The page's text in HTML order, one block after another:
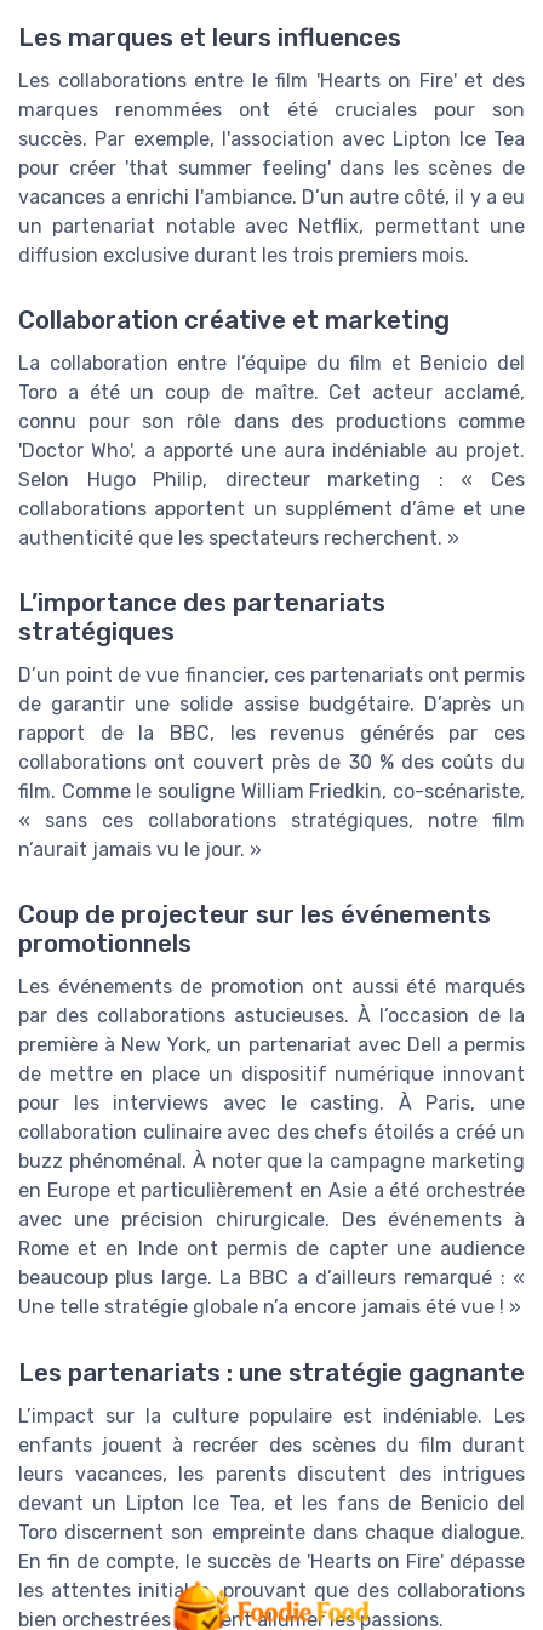
Les marques et leurs influences
Les collaborations entre le film 'Hearts on Fire' et des
marques renommées ont été cruciales pour son
succès. Par exemple, l'association avec Lipton Ice Tea
pour créer 'that summer feeling' dans les scènes de
vacances a enrichi l'ambiance. D’un autre côté, il y a eu
un partenariat notable avec Netflix, permettant une
diffusion exclusive durant les trois premiers mois.
Collaboration créative et marketing
La collaboration entre l’équipe du film et Benicio del
Toro a été un coup de maître. Cet acteur acclamé,
connu pour son rôle dans des productions comme
'Doctor Who', a apporté une aura indéniable au projet.
Selon Hugo Philip, directeur marketing : « Ces
collaborations apportent un supplément d’âme et une
authenticité que les spectateurs recherchent. »
L’importance des partenariats
stratégiques
D’un point de vue financier, ces partenariats ont permis
de garantir une solide assise budgétaire. D’après un
rapport de la BBC, les revenus générés par ces
collaborations ont couvert près de 30 % des coûts du
film. Comme le souligne William Friedkin, co-scénariste,
« sans ces collaborations stratégiques, notre film
n’aurait jamais vu le jour. »
Coup de projecteur sur les événements
promotionnels
Les événements de promotion ont aussi été marqués
par des collaborations astucieuses. À l’occasion de la
première à New York, un partenariat avec Dell a permis
de mettre en place un dispositif numérique innovant
pour les interviews avec le casting. À Paris, une
collaboration culinaire avec des chefs étoilés a créé un
buzz phénoménal. À noter que la campagne marketing
en Europe et particulièrement en Asie a été orchestrée
avec une précision chirurgicale. Des événements à
Rome et en Inde ont permis de capter une audience
beaucoup plus large. La BBC a d’ailleurs remarqué : «
Une telle stratégie globale n’a encore jamais été vue ! »
Les partenariats : une stratégie gagnante
L’impact sur la culture populaire est indéniable. Les
enfants jouent à recréer des scènes du film durant
leurs vacances, les parents discutent des intrigues
devant un Lipton Ice Tea, et les fans de Benicio del
Toro discernent son empreinte dans chaque dialogue.
En fin de compte, le succès de 'Hearts on Fire' dépasse
les attentes initiales, prouvant que des collaborations
bien orchestrées peuvent allumer les passions.